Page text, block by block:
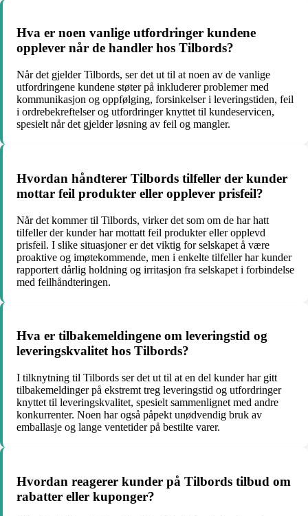
Hva er noen vanlige utfordringer kundene
opplever når de handler hos Tilbords?
Når det gjelder Tilbords, ser det ut til at noen av de vanlige
utfordringene kundene støter på inkluderer problemer med
kommunikasjon og oppfølging, forsinkelser i leveringstiden, feil
i ordrebekreftelser og utfordringer knyttet til kundeservicen,
spesielt når det gjelder løsning av feil og mangler.
Hvordan håndterer Tilbords tilfeller der kunder
mottar feil produkter eller opplever prisfeil?
Når det kommer til Tilbords, virker det som om de har hatt
tilfeller der kunder har mottatt feil produkter eller opplevd
prisfeil. I slike situasjoner er det viktig for selskapet å være
proaktive og imøtekommende, men i enkelte tilfeller har kunder
rapportert dårlig holdning og irritasjon fra selskapet i forbindelse
med feilhåndteringen.
Hva er tilbakemeldingene om leveringstid og
leveringskvalitet hos Tilbords?
I tilknytning til Tilbords ser det ut til at en del kunder har gitt
tilbakemeldinger på ekstremt treg leveringstid og utfordringer
knyttet til leveringskvalitet, spesielt sammenlignet med andre
konkurrenter. Noen har også påpekt unødvendig bruk av
emballasje og lange ventetider på bestilte varer.
Hvordan reagerer kunder på Tilbords tilbud om
rabatter eller kuponger?